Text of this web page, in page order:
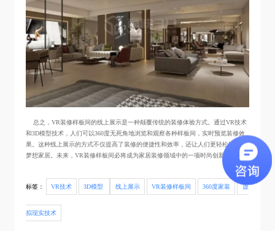
总之，VR装修样板间的线上展示是一种颠覆传统的装修体验方式。通过VR技术
和3D模型技术，人们可以360度无死角地浏览和观察各种样板间，实时预览装修效
果。这种线上展示的方式不仅提高了装修的便捷性和效率，还让人们更轻松地找到
梦想家居。未来，VR装修样板间必将成为家居装修领域中的一项时尚创新。
标签： VR技术 3D模型 线上展示 VR装修样板间 360度家装 虚
拟现实技术